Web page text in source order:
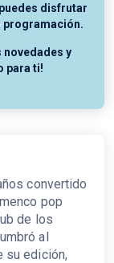
convertido
pop
de los
al
su edición,
disfrutar
programación.
novedades y
para ti!